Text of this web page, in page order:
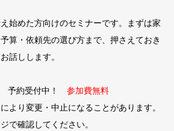
始めた方向けのセミナーです。まずは家
算・依頼先の選び方まで、押さえておき
話しします。
予約受付中！ 参加費無料
より変更・中止になることがあります。
で確認してください。